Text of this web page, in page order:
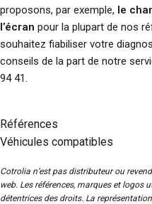
proposons, par exemple, le
l’écran pour la plupart de nos
souhaitez fiabiliser votre
conseils de la part de notre
94 41.
Références
Véhicules compatibles
Cotrolia n’est pas distributeur ou
web. Les références, marques et logos
détentrices des droits. La